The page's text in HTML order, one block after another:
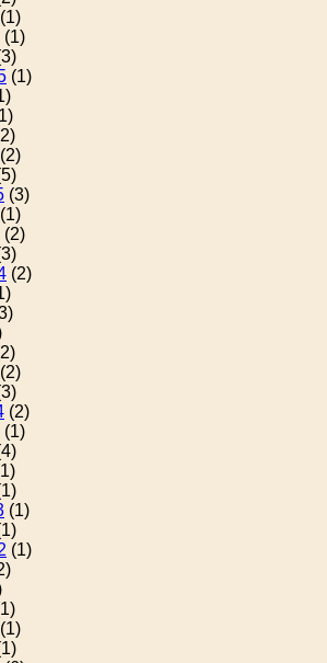
(1)
(1)
(1)
(2)
(3)
(1)
(2)
(2)
(2)
(2)
(1)
(1)
(1)
(1)